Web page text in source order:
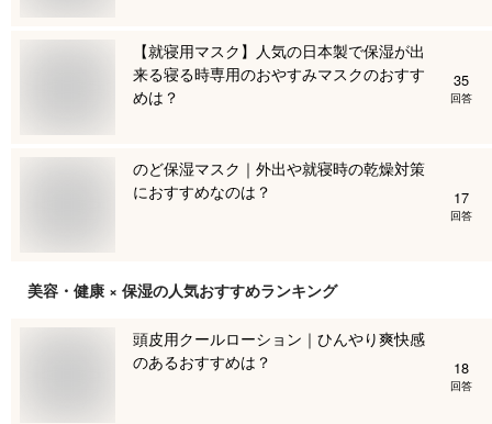
【就寝用マスク】人気の日本製で保湿が出
来る寝る時専用のおやすみマスクのおすす
めは？
35
回答
のど保湿マスク｜外出や就寝時の乾燥対策
におすすめなのは？
17
回答
美容・健康 × 保湿の人気おすすめランキング
頭皮用クールローション｜ひんやり爽快感
のあるおすすめは？
18
回答